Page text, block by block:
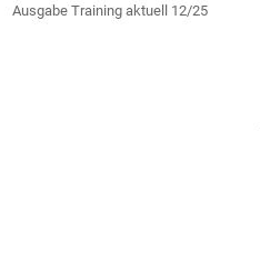
Ausgabe Training aktuell 12/25